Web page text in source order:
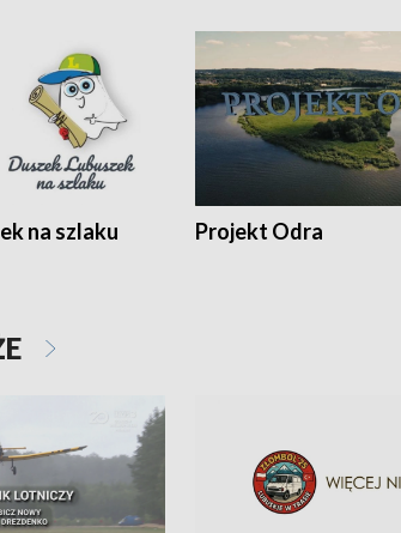
na szlaku Projekt Odra